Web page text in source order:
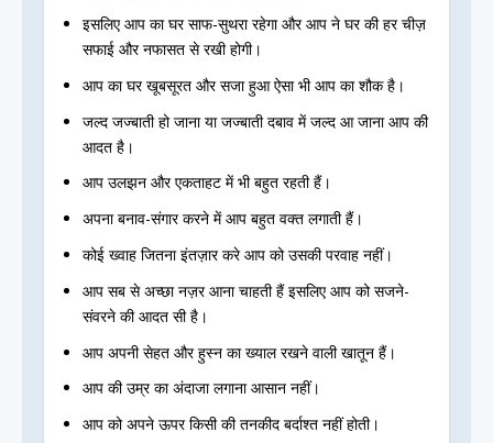
इसलिए आप का घर साफ-सुथरा रहेगा और आप ने घर की हर चीज़
सफाई और नफासत से रखी होगी।
आप का घर खूबसूरत और सजा हुआ ऐसा भी आप का शौक है।
जल्द जज्बाती हो जाना या जज्बाती दबाव में जल्द आ जाना आप की
आदत है।
आप उलझन और एकताहट में भी बहुत रहती हैं।
अपना बनाव-संगार करने में आप बहुत वक्त लगाती हैं।
कोई ख्वाह जितना इंतज़ार करे आप को उसकी परवाह नहीं।
आप सब से अच्छा नज़र आना चाहती हैं इसलिए आप को सजने-
संवरने की आदत सी है।
आप अपनी सेहत और हुस्न का ख्याल रखने वाली खातून हैं।
आप की उम्र का अंदाजा लगाना आसान नहीं।
आप को अपने ऊपर किसी की तनकीद बर्दाश्त नहीं होती।